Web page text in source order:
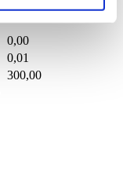
0,00
0,01
300,00